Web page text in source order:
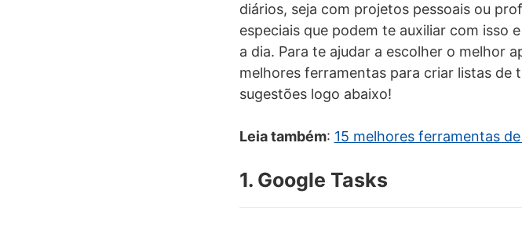
diários, seja com projetos pessoais ou
especiais que podem te auxiliar com isso
a dia. Para te ajudar a escolher o melhor
melhores ferramentas para criar listas de
sugestões logo abaixo!
Leia também: 15 melhores ferramentas
1. Google Tasks